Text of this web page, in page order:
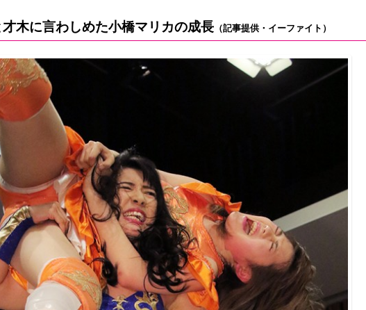
才木に言わしめた小橋マリカの成長 （記事提供・イーファイト）